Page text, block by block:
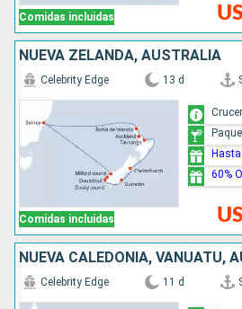
Comidas incluidas
NUEVA ZELANDA, AUSTRALIA
Comidas incluidas
Celebrity Edge 13 d
60%
Celebrity Edge 11 d